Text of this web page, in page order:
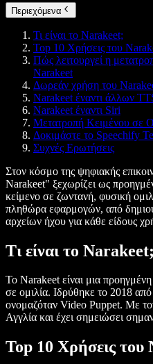
Περιεχόμενα
Τι είναι το Narakeet;
Top 10 Χρήσεις του
Πώς λειτουργεί η
Narakeet
Δωρεάν χρήση του
Narakeet έναντι άλλων
Narakeet έναντι Siri
Μετατροπή Κειμένου σε
Δοκιμάστε το Speechify
Συχνές Ερωτήσεις
Στον κόσμο της ψηφιακής
Narakeet" ξεχωρίζει ως
κείμενο σε ζωντανή, φυσική
πληθώρα εφαρμογών, από
αρχείων ήχου για κάθε είδους
Τι είναι το Narakeet;
Το Narakeetείναι μια
σε ομιλία. Ιδρύθηκε το 2018
ονομαζόταν Video Puppet. Με
Αγγλία και έχει σημειώσει
Top 10 Χρήσεις του